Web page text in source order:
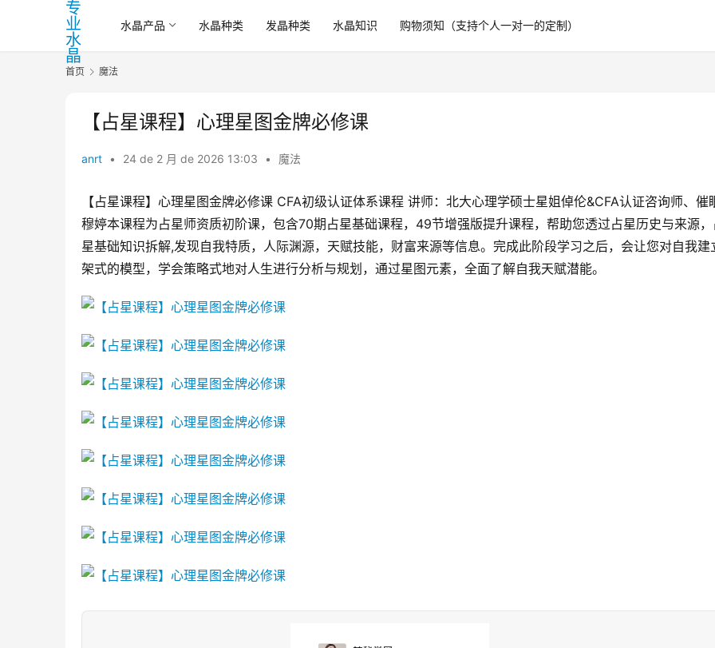
水晶产品 水晶种类 发晶种类 水晶知识 购物须知（支持个人一对一的定制）
首页 魔法
【占星课程】心理星图金牌必修课
anrt • 24 de 2 月 de 2026 13:03 • 魔法
【占星课程】心理星图金牌必修课 CFA初级认证体系课程 讲师：北大心理学硕士星姐倬伦&CFA认证咨询师、催
穆婷本课程为占星师资质初阶课，包含70期占星基础课程，49节增强版提升课程，帮助您透过占星历史与来源，
星基础知识拆解,发现自我特质，人际渊源，天赋技能，财富来源等信息。完成此阶段学习之后，会让您对自我建
架式的模型，学会策略式地对人生进行分析与规划，通过星图元素，全面了解自我天赋潜能。